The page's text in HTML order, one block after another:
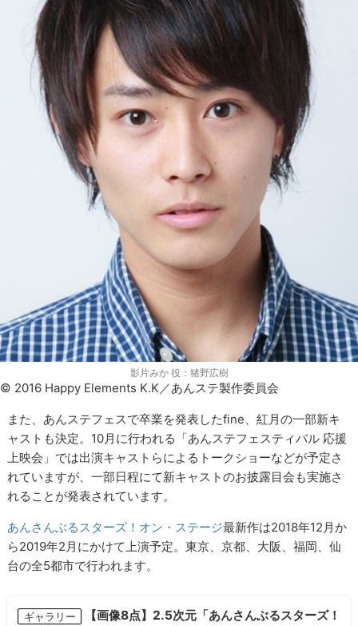
影片みか 役：猪野広樹
© 2016 Happy Elements K.K／あんステ製作委員会
また、あんステフェスで卒業を発表したfine、紅月の一部新キ
ャストも決定。10月に行われる「あんステフェスティバル 応援
上映会」では出演キャストらによるトークショーなどが予定さ
れていますが、一部日程にて新キャストのお披露目会も実施さ
れることが発表されています。
あんさんぶるスターズ！オン・ステージ最新作は2018年12月か
ら2019年2月にかけて上演予定。東京、京都、大阪、福岡、仙
台の全5都市で行われます。
ギャラリー 【画像8点】2.5次元「あんさんぶるスターズ！